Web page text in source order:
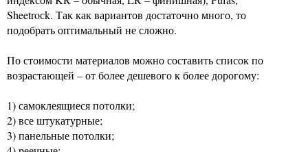
Sheetroсk. Так как вариантов достаточно много, то
подобрать оптимальный не сложно.
По стоимости материалов можно составить список по
возрастающей – от более дешевого к более дорогому:
1) самоклеящиеся потолки;
2) все штукатурные;
3) панельные потолки;